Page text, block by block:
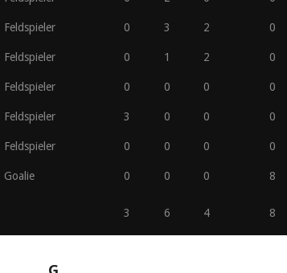
Feldspieler 0 3 2 0
Feldspieler 0 1 2 0
Feldspieler 0 0 0 0
Feldspieler 3 0 0 0
Feldspieler 0 0 0 0
Goalie 0 0 0 8
3 6 4 8